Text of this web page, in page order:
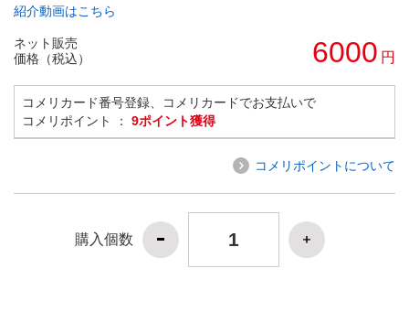
紹介動画はこちら
ネット販売
価格（税込）
6000 円
コメリカード番号登録、コメリカードでお支払いで
コメリポイント ： 9ポイント獲得
コメリポイントについて
購入個数